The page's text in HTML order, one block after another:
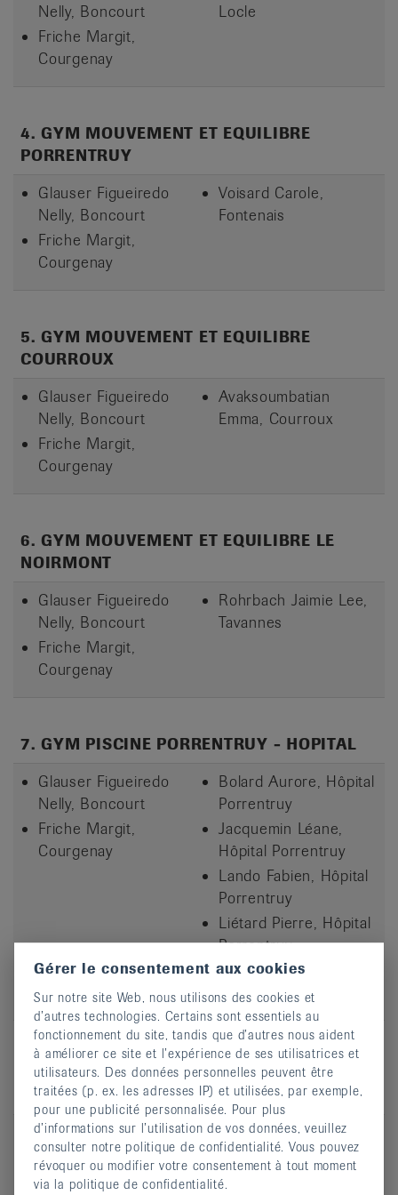
Nelly, Boncourt
Friche Margit,
Courgenay
Locle
4. GYM MOUVEMENT ET EQUILIBRE
PORRENTRUY
Glauser Figueiredo
Nelly, Boncourt
Friche Margit,
Courgenay
Voisard Carole,
Fontenais
5. GYM MOUVEMENT ET EQUILIBRE
COURROUX
Glauser Figueiredo
Nelly, Boncourt
Friche Margit,
Courgenay
Avaksoumbatian
Emma, Courroux
6. GYM MOUVEMENT ET EQUILIBRE LE
NOIRMONT
Glauser Figueiredo
Nelly, Boncourt
Friche Margit,
Courgenay
Rohrbach Jaimie Lee,
Tavannes
7. GYM PISCINE PORRENTRUY - HOPITAL
Glauser Figueiredo
Nelly, Boncourt
Friche Margit,
Courgenay
Bolard Aurore, Hôpital
Porrentruy
Jacquemin Léane,
Hôpital Porrentruy
Lando Fabien, Hôpital
Porrentruy
Liétard Pierre, Hôpital
Porrentruy
Urbanik Isabelle,
Hôpital Porrentruy
8. GYM PISCINE ST-CHARLES PORRENTRUY
Glauser Figueiredo
Nelly, Boncourt
Friche Margit,
Glauser Figueiredo
Nelly, Boncourt
Gérer le consentement aux cookies
Sur notre site Web, nous utilisons des cookies et
d’autres technologies. Certains sont essentiels au
fonctionnement du site, tandis que d’autres nous aident
à améliorer ce site et l’expérience de ses utilisatrices et
utilisateurs. Des données personnelles peuvent être
traitées (p. ex. les adresses IP) et utilisées, par exemple,
pour une publicité personnalisée. Pour plus
d’informations sur l’utilisation de vos données, veuillez
consulter notre politique de confidentialité. Vous pouvez
révoquer ou modifier votre consentement à tout moment
via la politique de confidentialité.